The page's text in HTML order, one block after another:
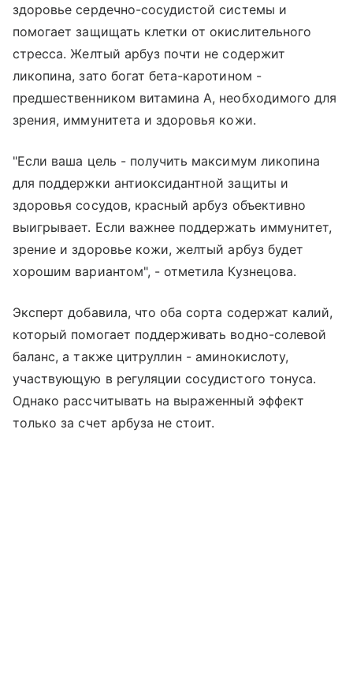
здоровье сердечно-сосудистой системы и
помогает защищать клетки от окислительного
стресса. Желтый арбуз почти не содержит
ликопина, зато богат бета-каротином -
предшественником витамина А, необходимого для
зрения, иммунитета и здоровья кожи.
"Если ваша цель - получить максимум ликопина
для поддержки антиоксидантной защиты и
здоровья сосудов, красный арбуз объективно
выигрывает. Если важнее поддержать иммунитет,
зрение и здоровье кожи, желтый арбуз будет
хорошим вариантом", - отметила Кузнецова.
Эксперт добавила, что оба сорта содержат калий,
который помогает поддерживать водно-солевой
баланс, а также цитруллин - аминокислоту,
участвующую в регуляции сосудистого тонуса.
Однако рассчитывать на выраженный эффект
только за счет арбуза не стоит.